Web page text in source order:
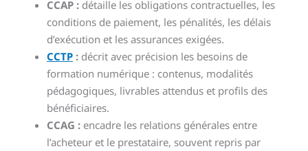
CCAP : détaille les obligations contractuelles, les
conditions de paiement, les pénalités, les délais
d’exécution et les assurances exigées.
CCTP : décrit avec précision les besoins de
formation numérique : contenus, modalités
pédagogiques, livrables attendus et profils des
bénéficiaires.
CCAG : encadre les relations générales entre
l’acheteur et le prestataire, souvent repris par